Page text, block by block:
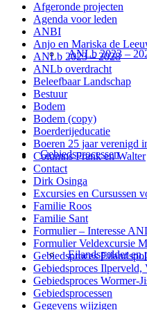
ANLb 2023 –
Gebiedsprocessen
Eilandspolder en
Afgeronde projecten
Agenda voor leden
ANBI
Anjo en Mariska de
ANLb 2023 – 2028
ANLb overdracht
Beleefbaar Landschap
Bestuur
Bodem
Bodem (copy)
Boerderijeducatie
Boeren 25 jaar verenigd
Columns Frank en Walter
Contact
Dirk Osinga
Excursies en Cursussen
Familie Roos
Familie Sant
Formulier – Interesse
Formulier Veldexcursie
Gebiedsproces
Gebiedsproces Ilperveld,
Gebiedsproces Wormer-
Gebiedsprocessen
Gegevens wijzigen